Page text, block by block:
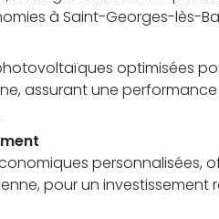
à Saint-Georges-lès-
optimisées
assurant une
personnalisées,
pour un investissement